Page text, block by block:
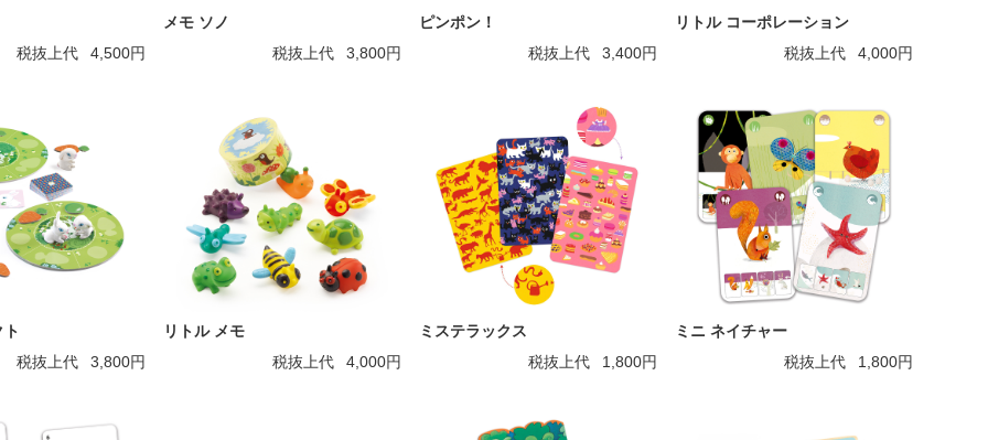
税抜上代
4,500円
メモ ソノ
税抜上代
3,800円
ピンポン！
税抜上代
3,400円
リトル コーポレーション
税抜上代
4,000円
ト
税抜上代
3,800円
リトル メモ
税抜上代
4,000円
ミステラックス
税抜上代
1,800円
ミニ ネイチャー
税抜上代
1,800円